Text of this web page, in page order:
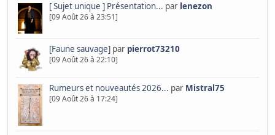
[ Sujet unique ] Présentation... par lenezon
[09 Août 26 à 23:51]
[Faune sauvage] par pierrot73210
[09 Août 26 à 22:10]
Rumeurs et nouveautés 2026... par Mistral75
[09 Août 26 à 17:24]